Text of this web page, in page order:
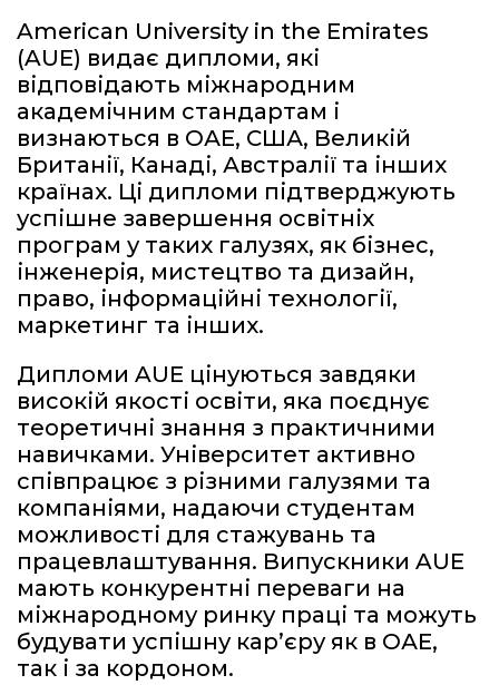
American University in the Emirates
(AUE) видає дипломи, які
відповідають міжнародним
академічним стандартам і
визнаються в ОАЕ, США, Великій
Британії, Канаді, Австралії та інших
країнах. Ці дипломи підтверджують
успішне завершення освітніх
програм у таких галузях, як бізнес,
інженерія, мистецтво та дизайн,
право, інформаційні технології,
маркетинг та інших.
Дипломи AUE цінуються завдяки
високій якості освіти, яка поєднує
теоретичні знання з практичними
навичками. Університет активно
співпрацює з різними галузями та
компаніями, надаючи студентам
можливості для стажувань та
працевлаштування. Випускники AUE
мають конкурентні переваги на
міжнародному ринку праці та можуть
будувати успішну кар’єру як в ОАЕ,
так і за кордоном.